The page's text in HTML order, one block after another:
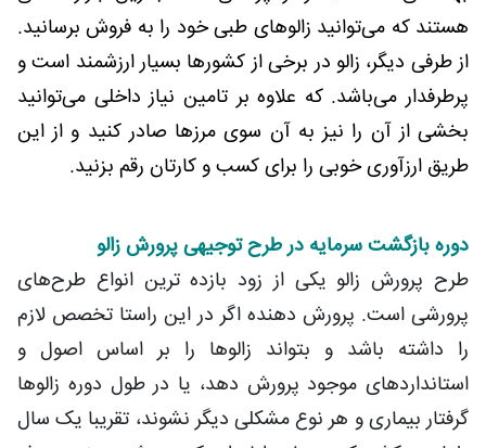
هستند که می‌توانید زالوهای طبی خود را به فروش برسانید.
از طرفی دیگر، زالو در برخی از کشورها بسیار ارزشمند است و
پرطرفدار می‌باشد. که علاوه بر تامین نیاز داخلی می‌توانید
بخشی از آن را نیز به آن سوی مرزها صادر کنید و از این
طریق ارزآوری خوبی را برای کسب و کارتان رقم بزنید.
دوره بازگشت سرمایه در طرح توجیهی پرورش زالو
طرح پرورش زالو یکی از زود بازده ترین انواع طرح‌های
پرورشی است. پرورش دهنده اگر در این راستا تخصص لازم
را داشته باشد و بتواند زالوها را بر اساس اصول و
استانداردهای موجود پرورش دهد، یا در طول دوره زالوها
گرفتار بیماری و هر نوع مشکلی دیگر نشوند، تقریبا یک سال